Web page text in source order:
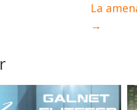
La
→